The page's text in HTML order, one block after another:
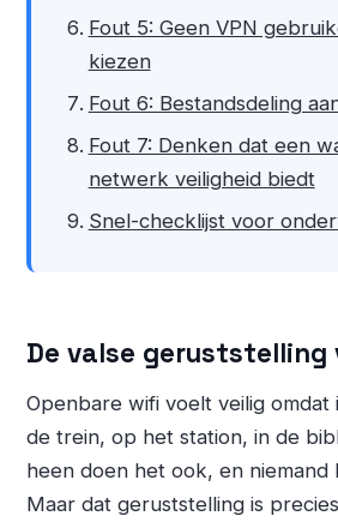
Fout 5: Geen VPN
kiezen
Fout 6: Bestandsdeling
Fout 7: Denken dat een
netwerk veiligheid biedt
Snel-checklijst voor
De valse
Openbare wifi voelt veilig
de trein, op het station, in de
heen doen het ook, en
Maar dat geruststelling is